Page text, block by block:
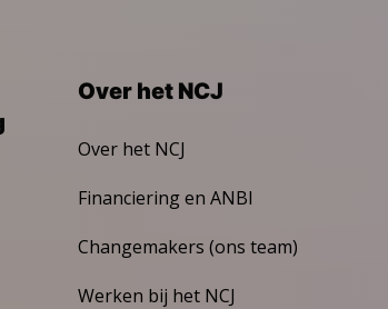
Over het NCJ
Over het NCJ
Financiering en ANBI
Changemakers (ons team)
Werken bij het NCJ